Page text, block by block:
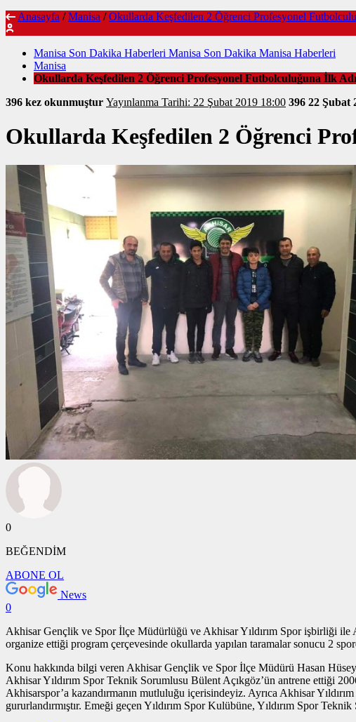
Anasayfa / Manisa / Okullarda Keşfedilen 2 Öğrenci Profesyonel
Manisa Son Dakika Haberleri Manisa Son Dakika Manisa Haberleri
Manisa
Okullarda Keşfedilen 2 Öğrenci Profesyonel Futbolculuğuna İlk
396 kez okunmuştur Yayınlanma Tarihi: 22 Şubat 2019 18:00 396 22 Şubat
Okullarda Keşfedilen 2 Öğrenci
0
BEĞENDİM
ABONE OL
News
0
Akhisar Gençlik ve Spor İlçe Müdürlüğü ve Akhisar Yıldırım Spor işbirliği ile
organize ettiği program çerçevesinde okullarda yapılan taramalar sonucu 2
Konu hakkında bilgi veren Akhisar Gençlik ve Spor İlçe Müdürü Hasan
Akhisar Yıldırım Spor Teknik Sorumlusu Bülent Açıkgöz’ün antrene ettiği
Akhisarspor’a kazandırmanın mutluluğu içerisindeyiz. Ayrıca Akhisar
gururlandırmıştır. Emeği geçen Yıldırım Spor Kulübüne, Yıldırım Spor